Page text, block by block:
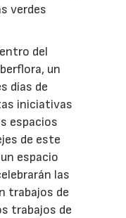
verdes
del
un
días de
iniciativas
espacios
de este
espacio
las
trabajos de
trabajos de